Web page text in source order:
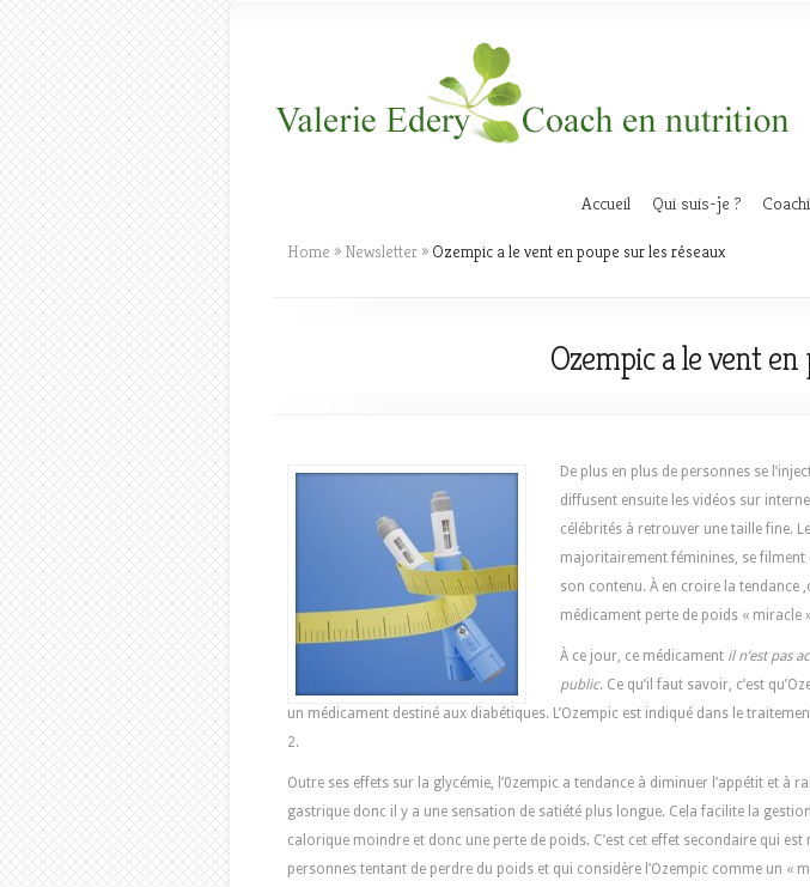
Accueil Qui suis-je ?
Home » Newsletter » Ozempic a le vent en poupe sur les réseaux
Ozempic a le vent en
De plus en plus de personnes se
diffusent ensuite les vidéos sur
célébrités à retrouver une taille fine.
majoritairement féminines, se filment
son contenu. À en croire la tendance
médicament perte de poids « miracle
À ce jour, ce médicament il n’est pas
public. Ce qu’il faut savoir, c’est
un médicament destiné aux diabétiques. L’Ozempic est indiqué dans le
2.
Outre ses effets sur la glycémie, l’0zempic a tendance à diminuer l’appétit et à
gastrique donc il y a une sensation de satiété plus longue. Cela facilite la
calorique moindre et donc une perte de poids. C’est cet effet secondaire qui est
personnes tentant de perdre du poids et qui considère l’Ozempic comme un «